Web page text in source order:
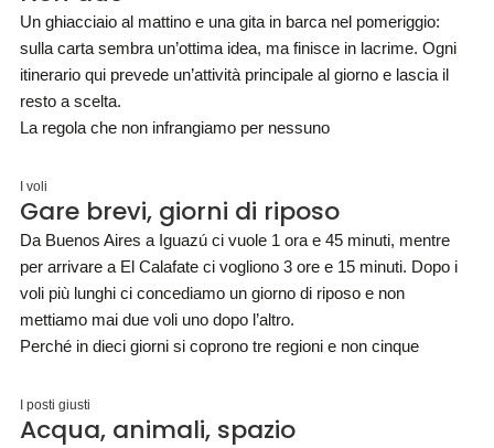
Un ghiacciaio al mattino e una gita in barca nel pomeriggio:
sulla carta sembra un’ottima idea, ma finisce in lacrime. Ogni
itinerario qui prevede un’attività principale al giorno e lascia il
resto a scelta.
La regola che non infrangiamo per nessuno
I voli
Gare brevi, giorni di riposo
Da Buenos Aires a Iguazú ci vuole 1 ora e 45 minuti, mentre
per arrivare a El Calafate ci vogliono 3 ore e 15 minuti. Dopo i
voli più lunghi ci concediamo un giorno di riposo e non
mettiamo mai due voli uno dopo l’altro.
Perché in dieci giorni si coprono tre regioni e non cinque
I posti giusti
Acqua, animali, spazio